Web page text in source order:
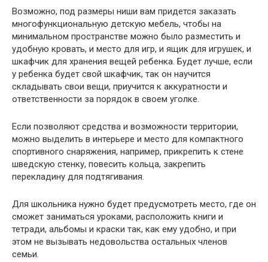
Возможно, под размеры ниши вам придется заказать
многофункциональную детскую мебель, чтобы на
минимальном пространстве можно было разместить и
удобную кровать, и место для игр, и ящик для игрушек, и
шкафчик для хранения вещей ребенка. Будет лучше, если
у ребенка будет свой шкафчик, так он научится
складывать свои вещи, приучится к аккуратности и
ответственности за порядок в своем уголке.
Если позволяют средства и возможности территории,
можно выделить в интерьере и место для компактного
спортивного снаряжения, например, прикрепить к стене
шведскую стенку, повесить кольца, закрепить
перекладину для подтягивания.
Для школьника нужно будет предусмотреть место, где он
сможет заниматься уроками, расположить книги и
тетради, альбомы и краски так, как ему удобно, и при
этом не вызывать недовольства остальных членов
семьи.